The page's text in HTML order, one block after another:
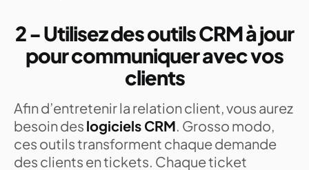
2 - Utilisez des outils CRM à jour
pour communiquer avec vos
clients
Afin d’entretenir la relation client, vous aurez
besoin des logiciels CRM. Grosso modo,
ces outils transforment chaque demande
des clients en tickets. Chaque ticket